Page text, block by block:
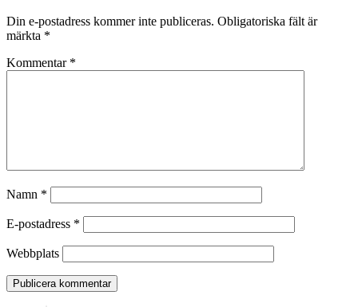
Din e-postadress kommer inte publiceras. Obligatoriska fält är
märkta *
Kommentar *
Namn *
E-postadress *
Webbplats